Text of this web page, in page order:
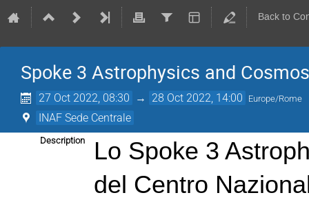
Back to
Spoke 3 Astrophysics and
27 Oct 2022, 08:30 → 28 Oct 2022, 14:00 Europe/Rome
INAF Sede Centrale
Description
Lo Spoke 3
del Centro